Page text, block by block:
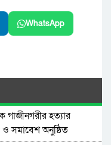
WhatsApp
গাজীনগরীর হত্যার
ও সমাবেশ অনুষ্ঠিত